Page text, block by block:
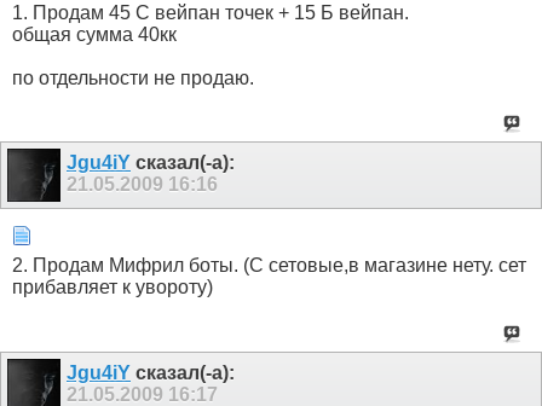
1. Продам 45 С вейпан точек + 15 Б вейпан.
общая сумма 40кк
по отдельности не продаю.
Jgu4iY сказал(-а):
21.05.2009 16:16
2. Продам Мифрил боты. (С сетовые,в магазине нету. сет
прибавляет к увороту)
Jgu4iY сказал(-а):
21.05.2009 16:17